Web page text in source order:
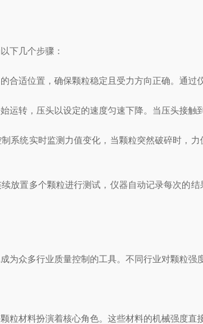
下几个步骤：
适位置，确保颗粒稳定且受力方向正确。通过
转，压头以设定的速度匀速下降。当压头接触
统实时监测力值变化，当颗粒突然破碎时，
置多个颗粒进行测试，仪器自动记录每次的
众多行业质量控制的工具。不同行业对颗粒强
材料扮演着核心角色。这些材料的机械强度直